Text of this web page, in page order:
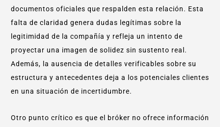
documentos oficiales que respalden esta relación. Esta
falta de claridad genera dudas legítimas sobre la
legitimidad de la compañía y refleja un intento de
proyectar una imagen de solidez sin sustento real.
Además, la ausencia de detalles verificables sobre su
estructura y antecedentes deja a los potenciales clientes
en una situación de incertidumbre.
Otro punto crítico es que el bróker no ofrece información